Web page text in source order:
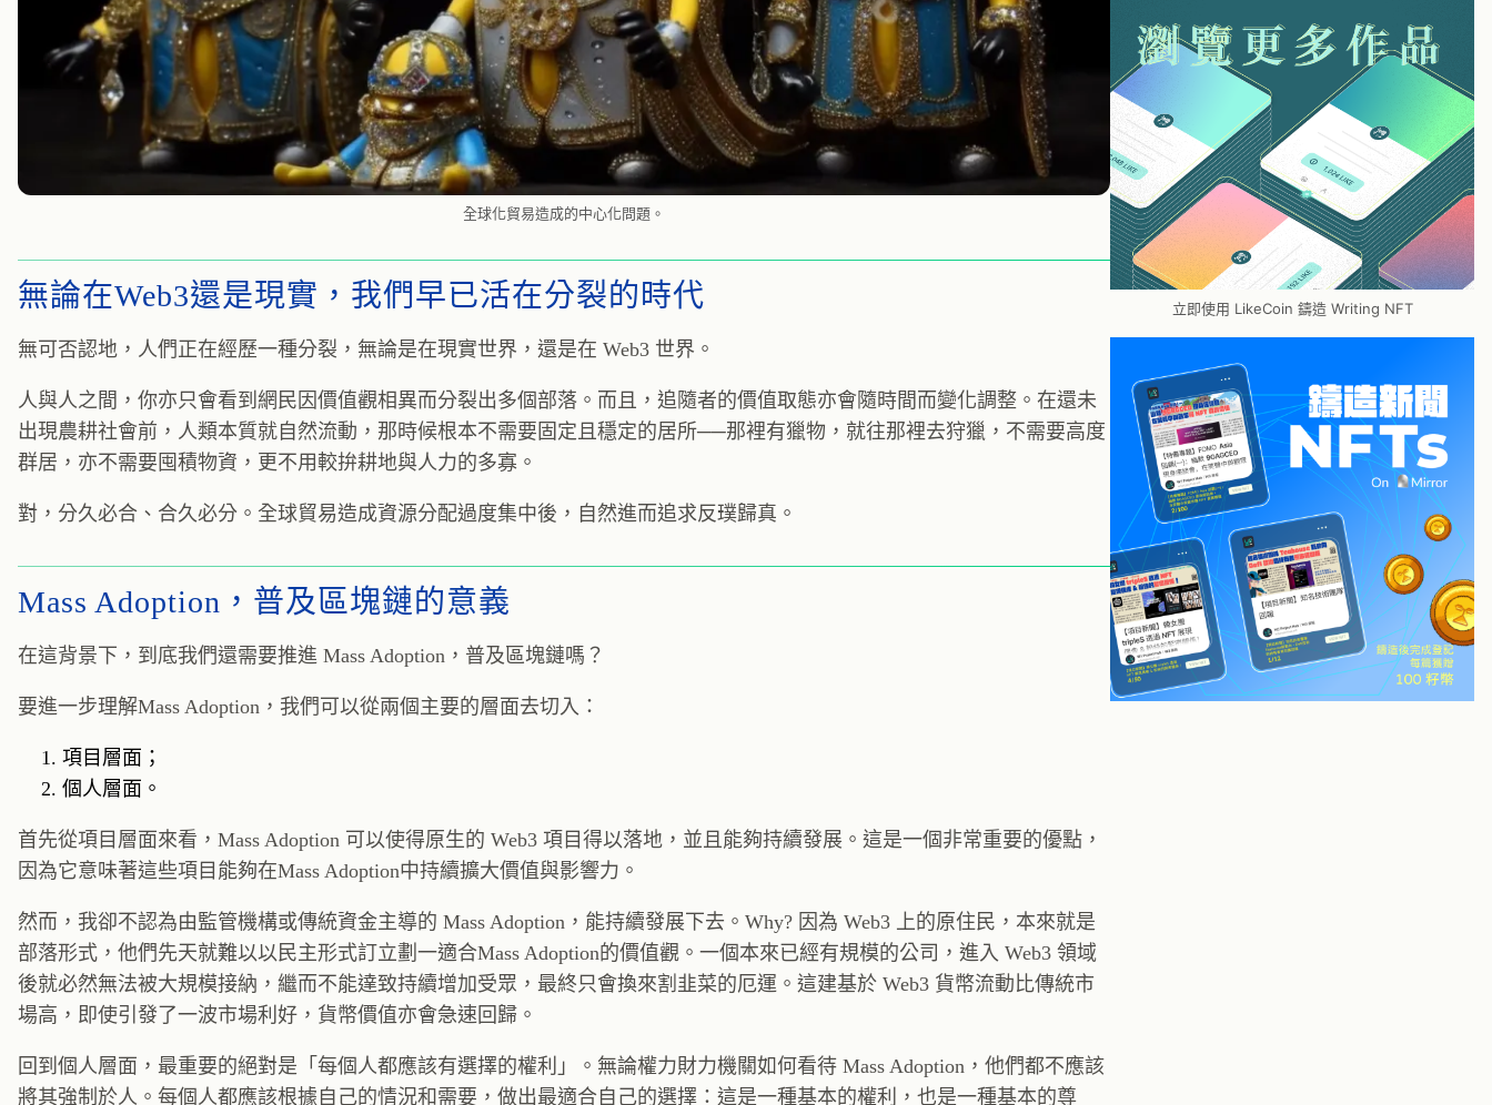
全球化貿易造成的中心化問題。
無論在Web3還是現實，我們早已活在分裂的時代
無可否認地，人們正在經歷一種分裂，無論是在現實世界，還是在 Web3 世界。
人與人之間，你亦只會看到網民因價值觀相異而分裂出多個部落。而且，追隨者的價值取態亦會隨時間而變化調整。在還未
出現農耕社會前，人類本質就自然流動，那時候根本不需要固定且穩定的居所──那裡有獵物，就往那裡去狩獵，不需要高度
群居，亦不需要囤積物資，更不用較拚耕地與人力的多寡。
對，分久必合、合久必分。全球貿易造成資源分配過度集中後，自然進而追求反璞歸真。
Mass Adoption，普及區塊鏈的意義
在這背景下，到底我們還需要推進 Mass Adoption，普及區塊鏈嗎？
要進一步理解Mass Adoption，我們可以從兩個主要的層面去切入：
項目層面；
個人層面。
首先從項目層面來看，Mass Adoption 可以使得原生的 Web3 項目得以落地，並且能夠持續發展。這是一個非常重要的優點，
因為它意味著這些項目能夠在Mass Adoption中持續擴大價值與影響力。
然而，我卻不認為由監管機構或傳統資金主導的 Mass Adoption，能持續發展下去。Why? 因為 Web3 上的原住民，本來就是
部落形式，他們先天就難以以民主形式訂立劃一適合Mass Adoption的價值觀。一個本來已經有規模的公司，進入 Web3 領域
後就必然無法被大規模接納，繼而不能達致持續增加受眾，最終只會換來割韭菜的厄運。這建基於 Web3 貨幣流動比傳統市
場高，即使引發了一波市場利好，貨幣價值亦會急速回歸。
回到個人層面，最重要的絕對是「每個人都應該有選擇的權利」。無論權力財力機關如何看待 Mass Adoption，他們都不應該
將其強制於人。每個人都應該根據自己的情況和需要，做出最適合自己的選擇：這是一種基本的權利，也是一種基本的尊
立即使用 LikeCoin 鑄造 Writing NFT